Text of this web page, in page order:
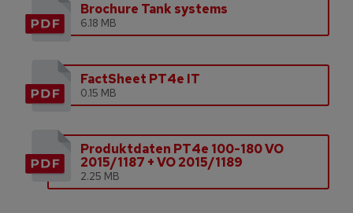
Brochure Tank systems
6.18 MB
FactSheet PT4e IT
0.15 MB
Produktdaten PT4e 100-180 VO
2015/1187 + VO 2015/1189
2.25 MB